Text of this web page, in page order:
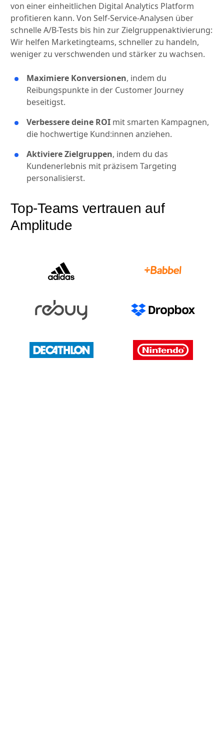
von einer einheitlichen Digital Analytics Platform
profitieren kann. Von Self-Service-Analysen über
schnelle A/B-Tests bis hin zur Zielgruppenaktivierung:
Wir helfen Marketingteams, schneller zu handeln,
weniger zu verschwenden und stärker zu wachsen.
Maximiere Konversionen, indem du
Reibungspunkte in der Customer Journey
beseitigst.
Verbessere deine ROI mit smarten Kampagnen,
die hochwertige Kund:innen anziehen.
Aktiviere Zielgruppen, indem du das
Kundenerlebnis mit präzisem Targeting
personalisierst.
Top-Teams vertrauen auf
Amplitude